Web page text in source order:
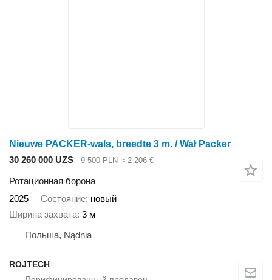
Nieuwe PACKER-wals, breedte 3 m. / Wał Packer
30 260 000 UZS
9 500 PLN ≈ 2 206 €
Ротационная борона
2025
Состояние новый
Ширина захвата 3 м
Польша, Nądnia
ROJTECH